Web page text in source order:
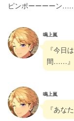
ピンポーーーーン
鳴上嵐
『今日
間……』
鳴上嵐
『あな